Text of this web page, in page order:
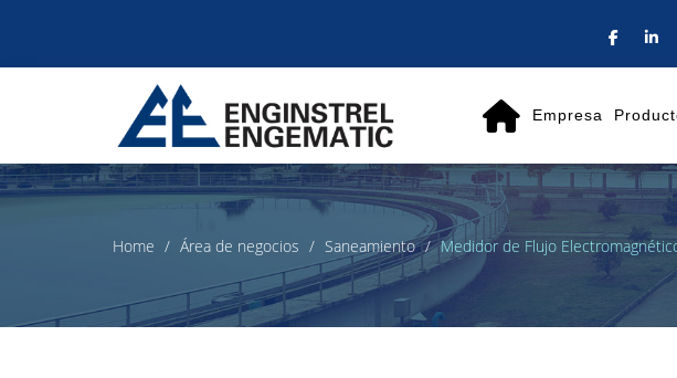
Empresa
Home Área de negocios Saneamiento Medidor de Flujo